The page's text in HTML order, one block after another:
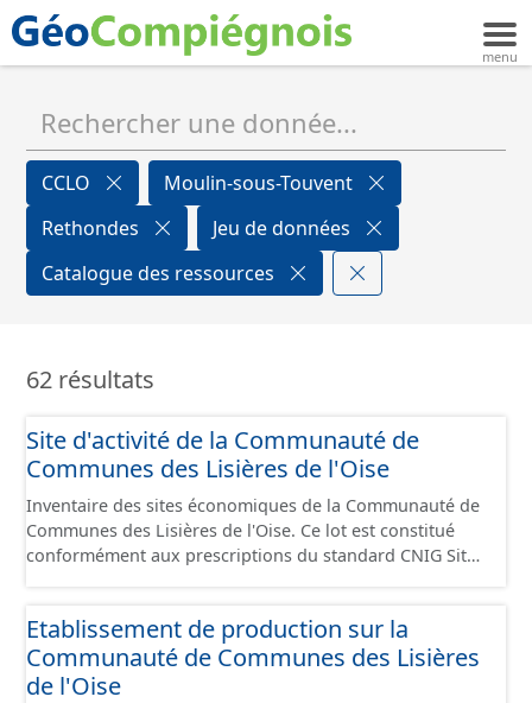
CCLO
Moulin-sous-Touvent
Rethondes
Jeu de données
Catalogue des ressources
62 résultats
Site d'activité de la Communauté de
Communes des Lisières de l'Oise
Inventaire des sites économiques de la Communauté de
Communes des Lisières de l'Oise. Ce lot est constitué
conformément aux prescriptions du standard CNIG Sites
Etablissement de production sur la
Communauté de Communes des Lisières
de l'Oise